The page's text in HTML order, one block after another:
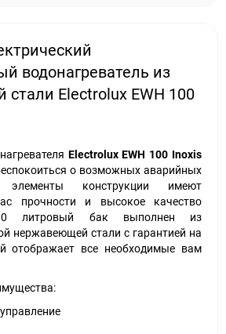
водонагреватель из
Electrolux EWH 100
ElectroluxEWH 100 Inoxis
о возможных аварийных
элементы конструкции имеют
прочности и высокое качество
литровый бак выполнен из
нержавеющей стали с гарантией на
отображает все необходимые вам